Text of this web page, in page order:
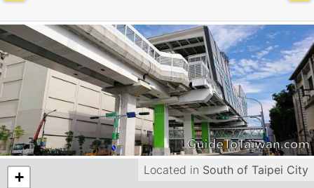
Located in South of Taipei City
+